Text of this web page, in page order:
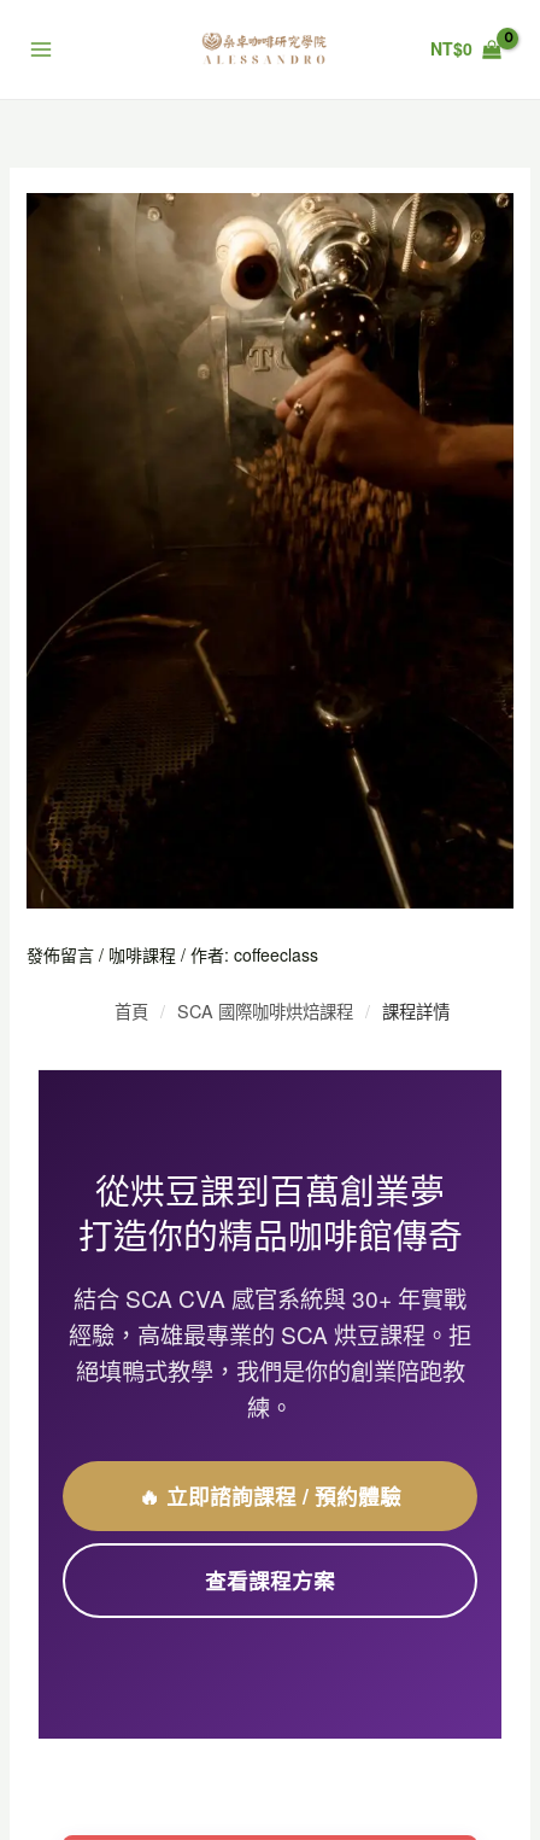
NT$0
發佈留言 / 咖啡課程 / 作者: coffeeclass
首頁 SCA 國際咖啡烘焙課程 課程詳情
從烘豆課到百萬創業夢
打造你的精品咖啡館傳奇
結合 SCA CVA 感官系統與 30+ 年實戰
經驗，高雄最專業的 SCA 烘豆課程。拒
絕填鴨式教學，我們是你的創業陪跑教
練。
🔥 立即諮詢課程 / 預約體驗
查看課程方案